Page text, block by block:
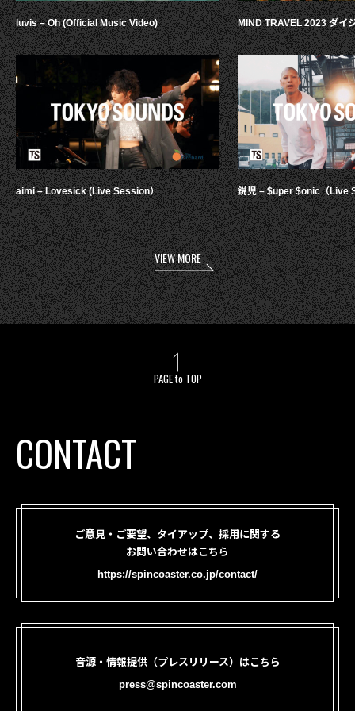
luvis – Oh (Official Music Video)
aimi – Lovesick (Live Session）
MIND TRAVEL 2023 ダイ
鋭児 – $uper $onic（Live
VIEW MORE
PAGE to TOP
CONTACT
ご意見・ご要望、タイアップ、採用に関する
お問い合わせはこちら
https://spincoaster.co.jp/contact/
音源・情報提供（プレスリリース）はこちら
press@spincoaster.com